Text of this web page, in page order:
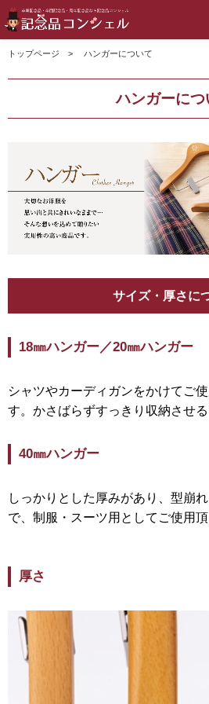
トップページ ハンガーについて
ハンガーにつ
サイズ・厚さに
18㎜ハンガー／20㎜ハンガー
シャツやカーディガンをかけてご
す。かさばらずすっきり収納させる
40㎜ハンガー
しっかりとした厚みがあり、型崩
で、制服・スーツ用としてご使用頂
厚さ